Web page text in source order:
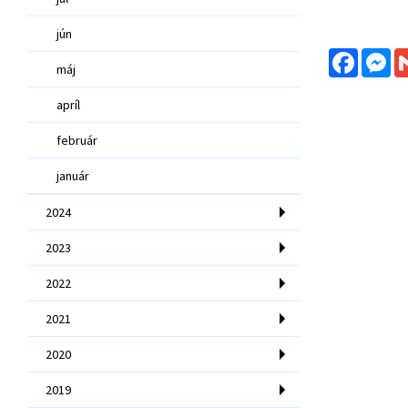
jún
máj
apríl
február
január
2024
2023
2022
2021
2020
2019